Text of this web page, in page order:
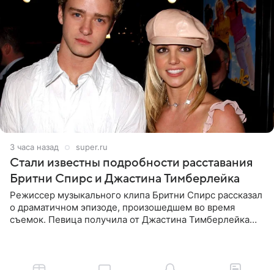
3 часа назад super.ru
Стали известны подробности расставания
Бритни Спирс и Джастина Тимберлейка
Режиссер музыкального клипа Бритни Спирс рассказал
о драматичном эпизоде, произошедшем во время
съемок. Певица получила от Джастина Тимберлейка